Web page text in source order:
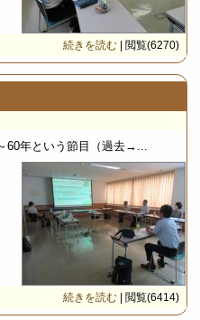
続きを読む | 閲覧(6270)
60年という節目（過去→...
続きを読む | 閲覧(6414)